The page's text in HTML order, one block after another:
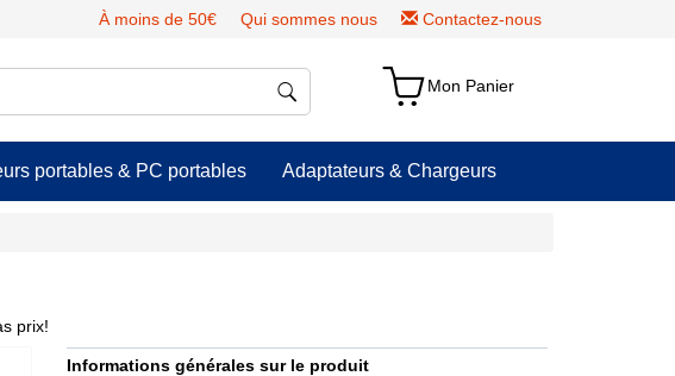
À moins de 50€ Qui sommes nous Contactez-nous
Mon Panier
portables & PC portables Adaptateurs & Chargeurs
prix!
Informations générales sur le produit